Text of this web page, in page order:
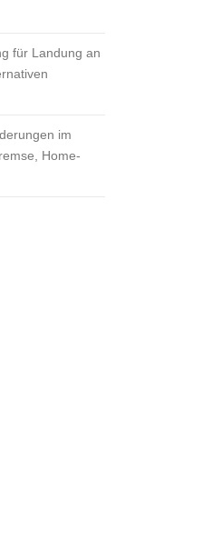
für Landung an
im
Home-